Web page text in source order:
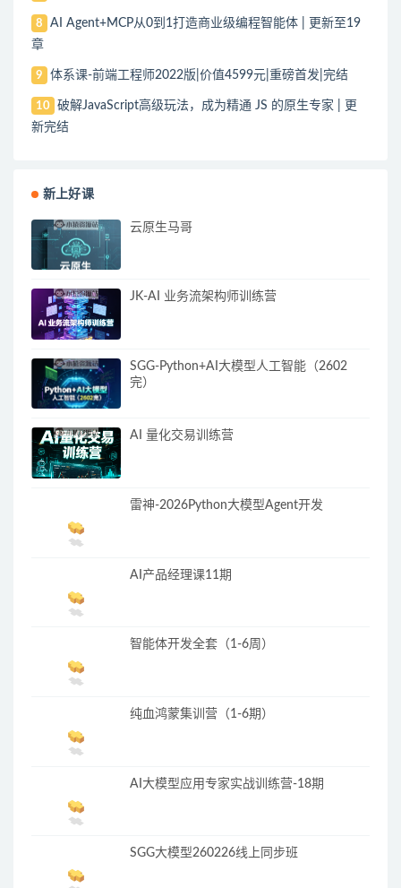
8
AI Agent+MCP从0到1打造商业级编程智能体 | 更新至19
章
9 体系课-前端工程师2022版|价值4599元|重磅首发|完结
10
破解JavaScript高级玩法，成为精通 JS 的原生专家 | 更
新完结
新上好课
云原生马哥
JK-AI 业务流架构师训练营
SGG-Python+AI大模型人工智能（2602
完）
AI 量化交易训练营
雷神-2026Python大模型Agent开发
AI产品经理课11期
智能体开发全套（1-6周）
纯血鸿蒙集训营（1-6期）
AI大模型应用专家实战训练营-18期
SGG大模型260226线上同步班